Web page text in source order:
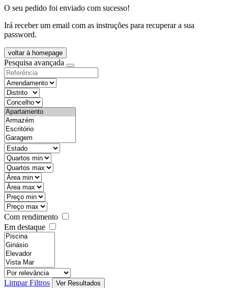
O seu pedido foi enviado com sucesso!
Irá receber um email com as instruções para recuperar a sua
password.
voltar à homepage
Pesquisa avançada
Com rendimento
Em destaque
Limpar Filtros Ver Resultados